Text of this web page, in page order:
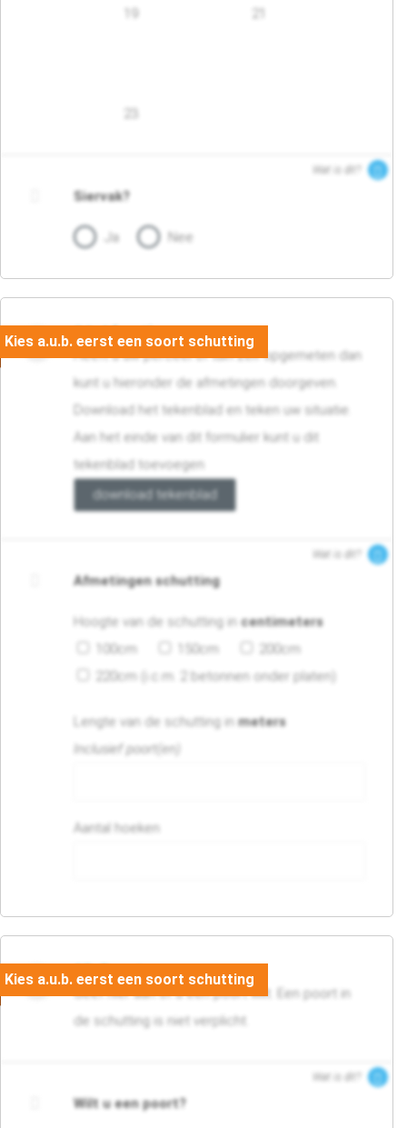
Wat is dit?
Siervak?
Ja Nee
04. Afmetingen
Heeft u uw perceel of tuin zelf opgemeten dan
kunt u hieronder de afmetingen doorgeven.
Download het tekenblad en teken uw situatie.
Aan het einde van dit formulier kunt u dit
tekenblad toevoegen
download tekenblad
Wat is dit?
Afmetingen schutting
Hoogte van de schutting incentimeters
100cm
150cm
200cm
220cm (i.c.m. 2 betonnen onder platen)
Lengte van de schutting inmeters
Inclusief poort(en)
Aantal hoeken
05. Poort
Geef hier aan of u een poort wilt. Een poort in
de schutting is niet verplicht.
Wat is dit?
Wilt u een poort?